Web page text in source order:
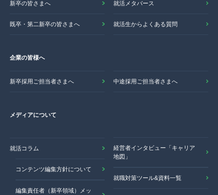
新卒の皆さまへ 就活メタバース
既卒・第二新卒の皆さまへ 就活生からよくある質問
企業の皆様へ
新卒採用ご担当者さまへ 中途採用ご担当者さまへ
メディアについて
就活コラム
コンテンツ編集方針について
編集責任者（新卒領域）メッ
経営者インタビュー「キャリア
地図」
就職対策ツール&資料一覧